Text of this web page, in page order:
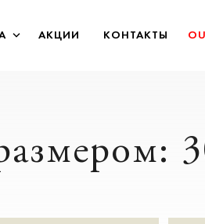
АКЦИИ КОНТАКТЫ